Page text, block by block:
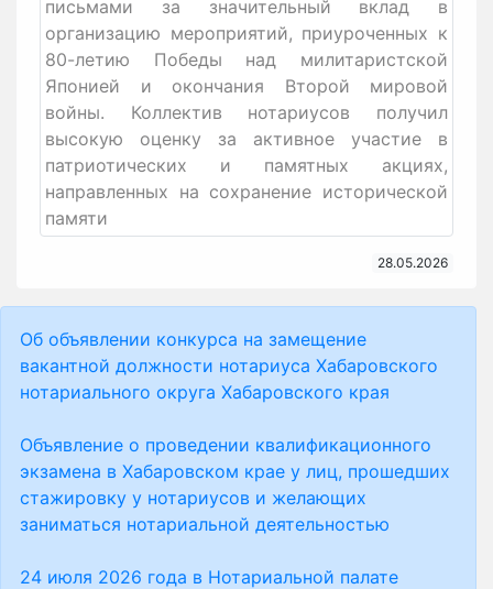
28.05.2026
Об объявлении конкурса на замещение
вакантной должности нотариуса Хабаровского
нотариального округа Хабаровского края
Объявление о проведении квалификационного
экзамена в Хабаровском крае у лиц, прошедших
стажировку у нотариусов и желающих
заниматься нотариальной деятельностью
24 июля 2026 года в Нотариальной палате